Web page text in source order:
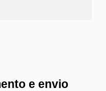
e envio